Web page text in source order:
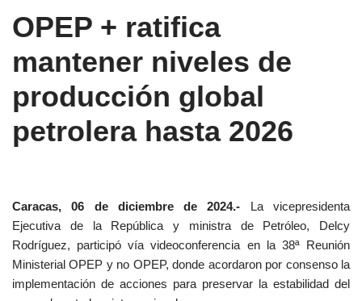
OPEP + ratifica
mantener niveles de
producción global
petrolera hasta 2026
Caracas, 06 de diciembre de 2024.- La vicepresidenta
Ejecutiva de la República y ministra de Petróleo, Delcy
Rodríguez, participó vía videoconferencia en la 38ª Reunión
Ministerial OPEP y no OPEP, donde acordaron por consenso la
implementación de acciones para preservar la estabilidad del